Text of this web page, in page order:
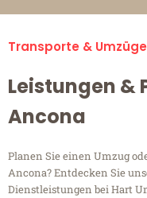
Transporte &
Leistungen &
Ancona
Planen Sie einen Umzug
Ancona? Entdecken Sie
Dienstleistungen bei Hart